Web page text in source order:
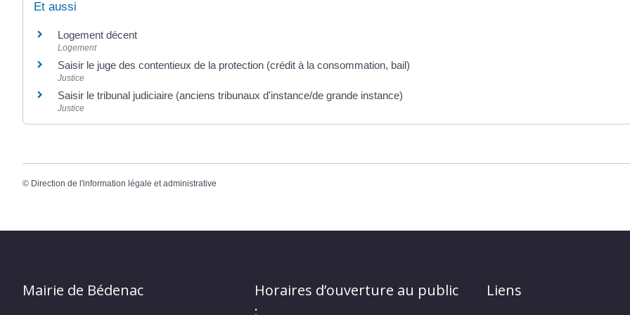
Et aussi
Logement décent
Logement
Saisir le juge des contentieux de la protection (crédit à la consommation, bail)
Justice
Saisir le tribunal judiciaire (anciens tribunaux d'instance/de grande instance)
Justice
© Direction de l'information légale et administrative
Mairie de Bédenac
Horaires d’ouverture au public
:
Liens